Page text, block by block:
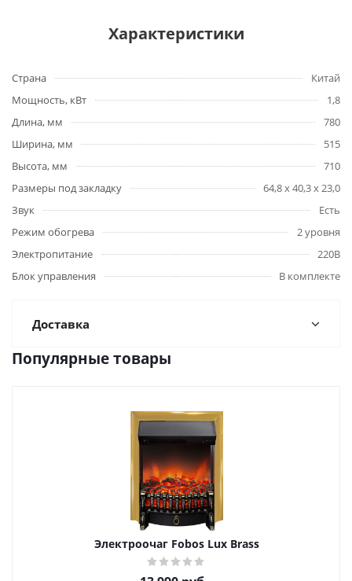
Характеристики
Страна
Китай
Мощность, кВт
1,8
Длина, мм
780
Ширина, мм
515
Высота, мм
710
Размеры под закладку
64,8 x 40,3 x 23,0
Звук
Есть
Режим обогрева
2 уровня
Электропитание
220В
Блок управления
В комплекте
Доставка
Популярные товары
Электроочаг Fobos Lux Brass